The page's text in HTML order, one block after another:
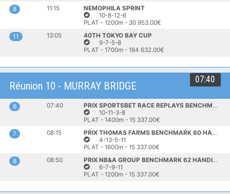
8 11:15
NEMOPHILA SPRINT
10-8-12-6
PLAT - 1200m - 30 953.00€
11 13:05
40TH TOKYO BAY CUP
9-7-5-8
PLAT - 1700m - 184 632.00€
07:40
Réunion 10 - MURRAY BRIDGE
6 07:40
PRIX SPORTSBET RACE REPLAYS BENCHMARK 58 HANDICAP
10-11-3-8
PLAT - 1400m - 15 337.00€
7 08:15
PRIX THOMAS FARMS BENCHMARK 60 HANDICAP
4-13-5-11
PLAT - 1600m - 15 337.00€
8 08:50
PRIX NB&A GROUP BENCHMARK 62 HANDICAP
6-7-9-11
PLAT - 1200m - 15 337.00€